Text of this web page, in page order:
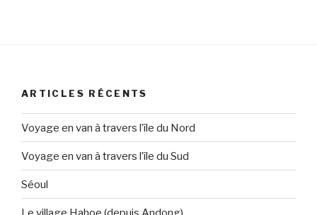
ARTICLES RÉCENTS
Voyage en van à travers l’île du Nord
Voyage en van à travers l’île du Sud
Séoul